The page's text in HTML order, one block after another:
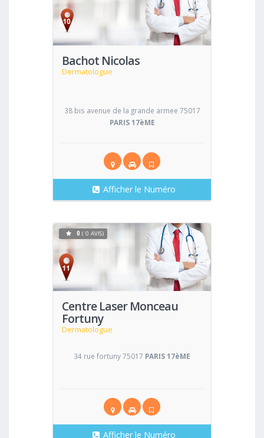
Bachot Nicolas
Dermatologue
Voir
38 bis avenue de la grande armee 75017
PARIS 17èME
Afficher le Numéro
Centre Laser Monceau
Fortuny
Dermatologue
Voir
0 ( 0 AVIS)
34 rue fortuny 75017 PARIS 17èME
Afficher le Numéro